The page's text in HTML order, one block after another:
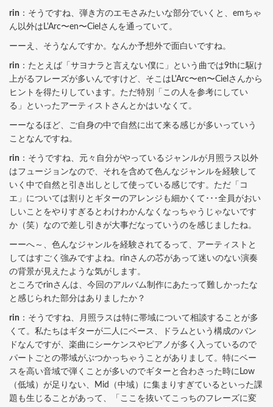
rin ：そうですね、弾き方のエモさみたいな部分でいくと、emちゃ
ん以外はL'Arc〜en〜Cielさんを通っていて。
ーーえ、そうなんですか。なんか予想外で面白いですね。
rin ：たとえば「サヨナラと言えない僕に」という曲では9thに駆け
上がるフレーズが多いんですけど、そこはL'Arc〜en〜Cielさんから
ヒントを得たりしています。ただ特別「この人を参考にしてい
る」といったアーティストさんとかはいなくて。
ーーなるほど、ご自身の中で自然に出て来る感じが多いっていう
ことなんですね。
rin ：そうですね、元々自分がやっているジャンルが月照ラス以外
はフュージョンなので、それを含めて色んなジャンルを経験して
いく中で自然と引き出しとして使っている感じです。ただ「コ
エ」については割りとギターのアレンジも細かくて･･･全員がおい
しいことをやりすぎるとわけわかんなくなっちゃうじゃないです
か（笑）なので差し引きが大事だなっていうのを感じましたね。
ーーへ～、色んなジャンルを経験されてるって、アーティストと
してはすごく強みですよね。rinさんの芯があって迷いのない演奏
の背景が見えたような気がします。
ところでrinさんは、今回のアルバム制作にあたって難しかったな
と感じられた部分はありましたか？
rin ：そうですね、月照ラスは特に帯域について相談することが多
くて。私たちはギターが二人にベース、ドラムという構成のバン
ドなんですが、楽曲にシーケンスやピアノが多く入っているので
パートごとの帯域がぶつかっちゃうことがありまして。特にベー
スを高い音域で弾くことが多いのでギターと合わさった時にLow
（低域）が足りない、Mid（中域）に集まりすぎているといった課
題も生じることがあって、「ここを抜いてこっちのフレーズに変